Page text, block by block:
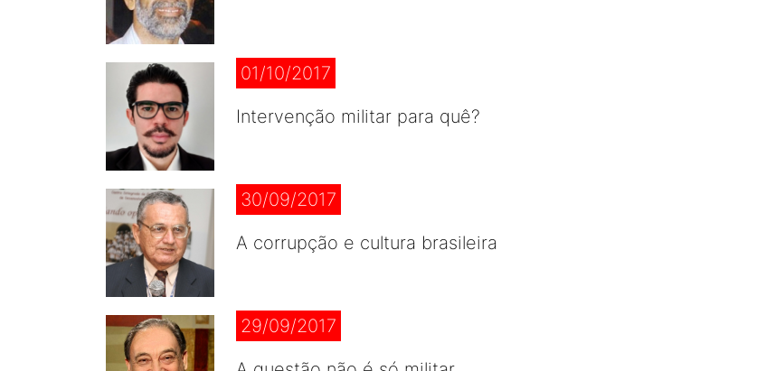
01/10/2017
Intervenção militar para quê?
30/09/2017
A corrupção e cultura brasileira
29/09/2017